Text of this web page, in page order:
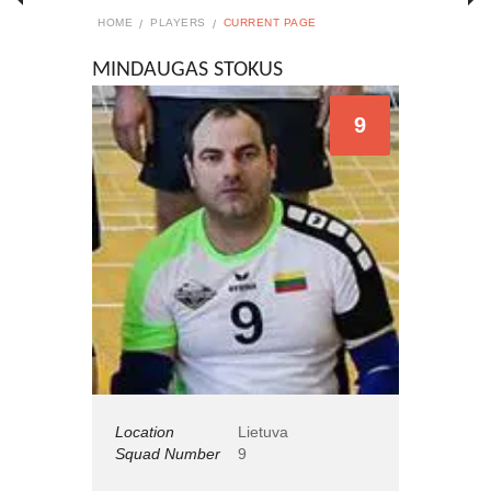
HOME PLAYERS CURRENT PAGE
MINDAUGAS STOKUS
9
Location
Lietuva
Squad Number
9